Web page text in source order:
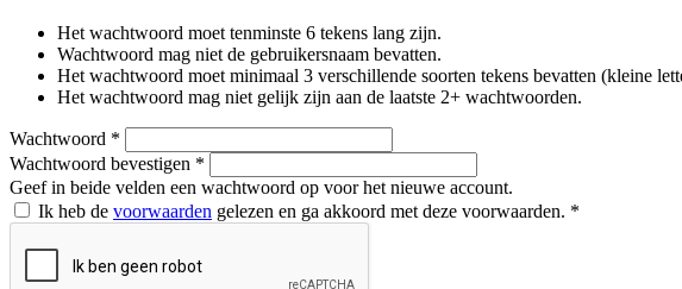
Het wachtwoord moet tenminste 6 tekens lang zijn.
Wachtwoord mag niet de gebruikersnaam bevatten.
Het wachtwoord moet minimaal 3 verschillende soorten tekens bevatten (kleine
Het wachtwoord mag niet gelijk zijn aan de laatste 2+ wachtwoorden.
Wachtwoord *
Wachtwoord bevestigen *
Geef in beide velden een wachtwoord op voor het nieuwe account.
Ik heb de voorwaarden gelezen en ga akkoord met deze voorwaarden. *